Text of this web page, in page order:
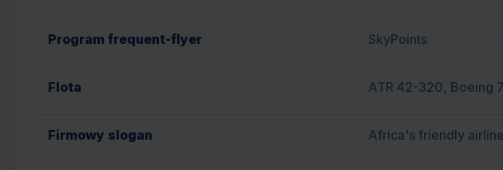
Program frequent-flyer SkyPoints
Flota ATR 42-320, Boeing
Firmowy slogan Africa's friendly